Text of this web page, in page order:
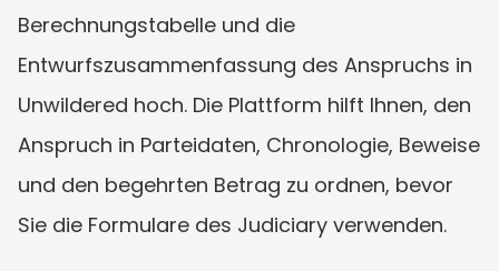
Berechnungstabelle und die
Entwurfszusammenfassung des Anspruchs in
Unwildered hoch. Die Plattform hilft Ihnen, den
Anspruch in Parteidaten, Chronologie, Beweise
und den begehrten Betrag zu ordnen, bevor
Sie die Formulare des Judiciary verwenden.